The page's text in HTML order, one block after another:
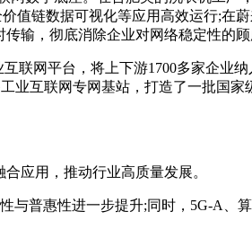
值链数据可视化等应用高效运行;在
输，彻底消除企业对网络稳定性的顾
网平台，将上下游1700多家企业
互联网专网基站，打造了一批国
应用，推动行业高质量发展。
普惠性进一步提升;同时，5G-A、